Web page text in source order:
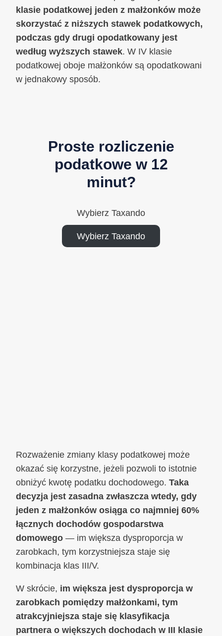
klasie podatkowej jeden z małżonków może
skorzystać z niższych stawek podatkowych,
podczas gdy drugi opodatkowany jest
według wyższych stawek. W IV klasie
podatkowej oboje małżonków są opodatkowani
w jednakowy sposób.
Proste rozliczenie
podatkowe w 12
minut?
Wybierz Taxando
Wybierz Taxando
Rozważenie zmiany klasy podatkowej może
okazać się korzystne, jeżeli pozwoli to istotnie
obniżyć kwotę podatku dochodowego. Taka
decyzja jest zasadna zwłaszcza wtedy, gdy
jeden z małżonków osiąga co najmniej 60%
łącznych dochodów gospodarstwa
domowego — im większa dysproporcja w
zarobkach, tym korzystniejsza staje się
kombinacja klas III/V.
W skrócie, im większa jest dysproporcja w
zarobkach pomiędzy małżonkami, tym
atrakcyjniejsza staje się klasyfikacja
partnera o większych dochodach w III klasie